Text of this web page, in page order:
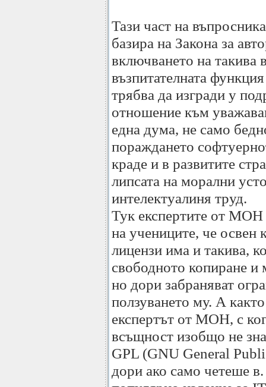
Тази част на
базира на Закона за
включването на такива
възпитателната
трябва да изгради у
отношение към
една дума, не само
пораждането
краде и в развитите
липсата на морални
интелектуалиня труд.
Тук експертите от МОН
на учениците, че освен
лицензи има и такива,
свободното копиране
но дори забраняват
ползуването му. А
експертът от МОН, с
всъщност изобщо не
GPL (GNU General
дори ако само четеше